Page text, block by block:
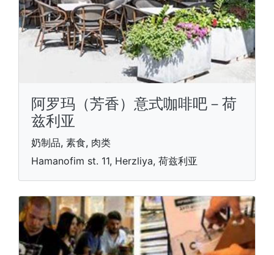
阿罗玛（芳香）意式咖啡吧－荷
兹利亚
奶制品, 素食, 肉类
Hamanofim st. 11, Herzliya, 荷兹利亚